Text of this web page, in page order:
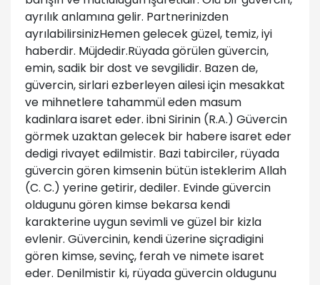
ayrılık anlamına gelir. Partnerinizden
ayrılabilirsinizHemen gelecek güzel, temiz, iyi
haberdir. Müjdedir.Rüyada görülen güvercin,
emin, sadik bir dost ve sevgilidir. Bazen de,
güvercin, sirlari ezberleyen ailesi için mesakkat
ve mihnetlere tahammül eden masum
kadinlara isaret eder. ibni Sirinin (R.A.) Güvercin
görmek uzaktan gelecek bir habere isaret eder
dedigi rivayet edilmistir. Bazi tabirciler, rüyada
güvercin gören kimsenin bütün isteklerim Allah
(C. C.) yerine getirir, dediler. Evinde güvercin
oldugunu gören kimse bekarsa kendi
karakterine uygun sevimli ve güzel bir kizla
evlenir. Güvercinin, kendi üzerine siçradigini
gören kimse, sevinç, ferah ve nimete isaret
eder. Denilmistir ki, rüyada güvercin oldugunu